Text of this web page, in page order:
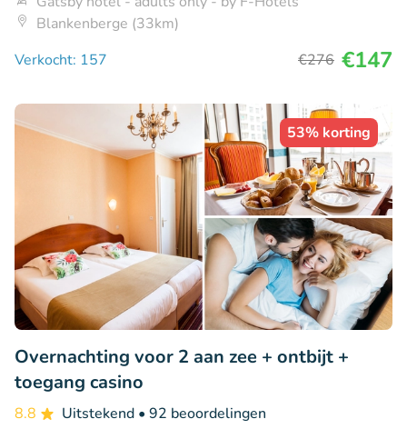
Blankenberge (33km)
Verkocht: 157
€276 €147
53% korting
Overnachting voor 2 aan zee + ontbijt +
toegang casino
8.8 Uitstekend • 92 beoordelingen